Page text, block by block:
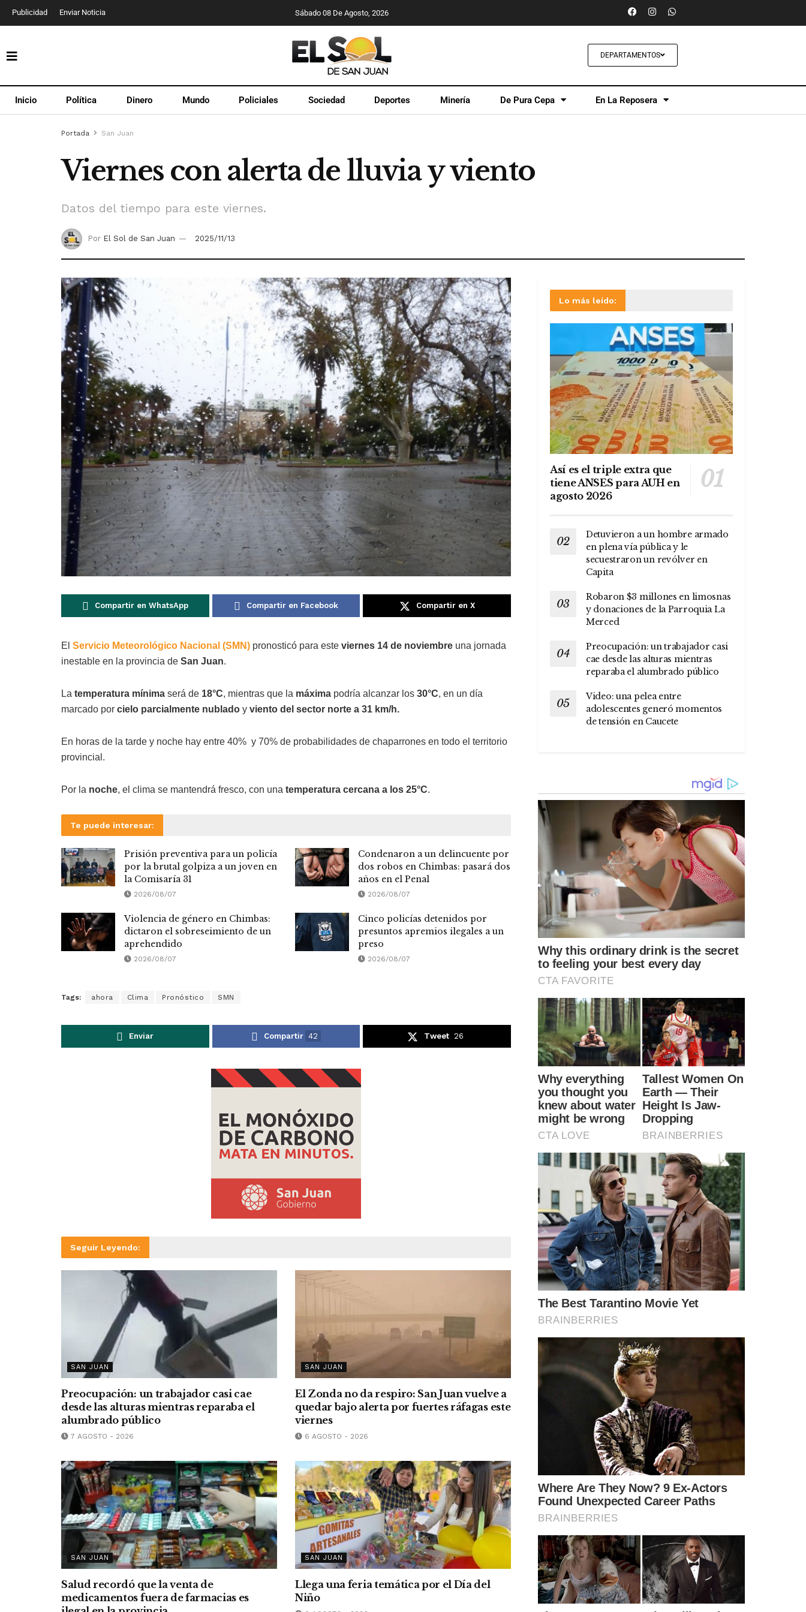
Publicidad Enviar Noticia Sábado 08 De Agosto, 2026
DEPARTAMENTOS
Inicio Política Dinero Mundo Policiales Sociedad Deportes Minería De Pura Cepa En La Reposera
Portada San Juan
Viernes con alerta de lluvia y viento
Datos del tiempo para este viernes.
Por El Sol de San Juan 2025/11/13
Compartir en WhatsApp Compartir en Facebook Compartir en X
El Servicio Meteorológico Nacional (SMN) pronosticó para este viernes 14 de noviembre una jornada
inestable en la provincia de San Juan.
La temperatura mínima será de 18°C, mientras que la máxima podría alcanzar los 30°C, en un día
marcado por cielo parcialmente nublado y viento del sector norte a 31 km/h.
En horas de la tarde y noche hay entre 40% y 70% de probabilidades de chaparrones en todo el territorio
provincial.
Por la noche, el clima se mantendrá fresco, con una temperatura cercana a los 25°C.
Te puede interesar:
Prisión preventiva para un policía
por la brutal golpiza a un joven en
la Comisaría 31
2026/08/07
Condenaron a un delincuente por
dos robos en Chimbas: pasará dos
años en el Penal
2026/08/07
Violencia de género en Chimbas:
dictaron el sobreseimiento de un
aprehendido
2026/08/07
Cinco policías detenidos por
presuntos apremios ilegales a un
preso
2026/08/07
Tags: ahora Clima Pronóstico SMN
Enviar Compartir 42 Tweet 26
Seguir Leyendo:
SAN JUAN
Preocupación: un trabajador casi cae
desde las alturas mientras reparaba el
alumbrado público
7 AGOSTO - 2026
SAN JUAN
El Zonda no da respiro: San Juan vuelve a
quedar bajo alerta por fuertes ráfagas este
viernes
6 AGOSTO - 2026
SAN JUAN
Salud recordó que la venta de
medicamentos fuera de farmacias es
SAN JUAN
Llega una feria temática por el Día del
Niño
Lo más leído:
Así es el triple extra que
tiene ANSES para AUH en
agosto 2026
Detuvieron a un hombre armado
en plena vía pública y le
secuestraron un revólver en
Capita
Robaron $3 millones en limosnas
y donaciones de la Parroquia La
Merced
Preocupación: un trabajador casi
cae desde las alturas mientras
reparaba el alumbrado público
Video: una pelea entre
adolescentes generó momentos
de tensión en Caucete